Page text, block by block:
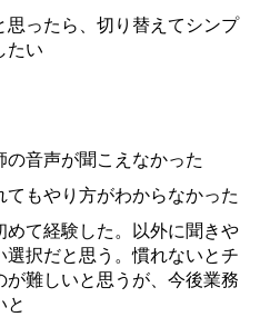
思ったら、切り替えてシンプ
たい
の音声が聞こえなかった
てもやり方がわからなかった
めて経験した。以外に聞きや
択だと思う。慣れないとチ
が難しいと思うが、今後業務
と